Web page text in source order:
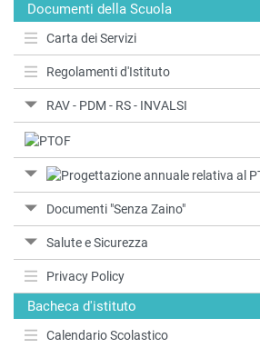
Documenti della Scuola
Carta dei Servizi
Regolamenti d'Istituto
RAV - PDM - RS - INVALSI
Documenti "Senza Zaino"
Salute e Sicurezza
Privacy Policy
Bacheca d'istituto
Calendario Scolastico